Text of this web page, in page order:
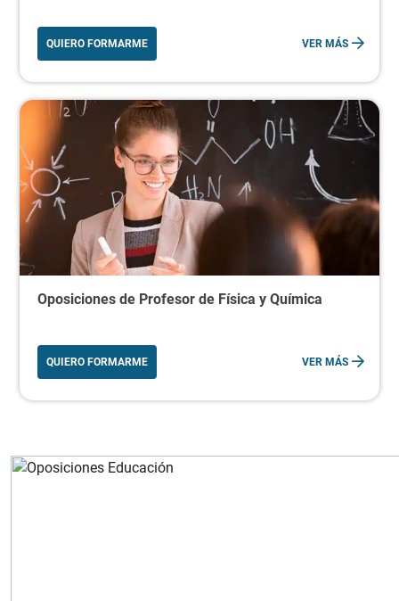
QUIERO FORMARME VER MÁS
Oposiciones de Profesor de Física y Química
QUIERO FORMARME VER MÁS